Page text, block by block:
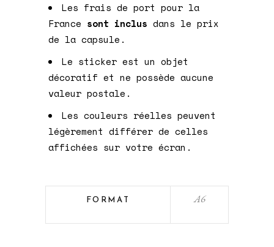
Les frais de port pour la
France sont inclus dans le prix
de la capsule.
Le sticker est un objet
décoratif et ne possède aucune
valeur postale.
Les couleurs réelles peuvent
légèrement différer de celles
affichées sur votre écran.
FORMAT A6